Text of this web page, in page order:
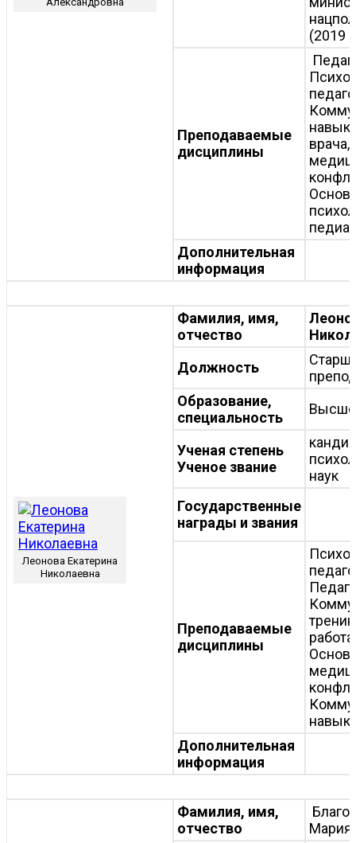
(2019
Преподаваемые
дисциплины
Дополнительная
информация
Леонова Екатерина
Николаевна
Фамилия, имя,
отчество
Должность
Образование,
специальность
Ученая степень
Ученое звание
наук
Государственные
награды и звания
Преподаваемые
дисциплины
Дополнительная
информация
Фамилия, имя,
отчество
Мария